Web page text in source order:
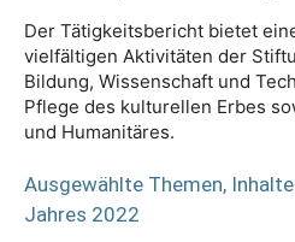
Der Tätigkeitsbericht bietet
vielfältigen Aktivitäten der
Bildung, Wissenschaft und
Pflege des kulturellen Erbes
und Humanitäres.
Ausgewählte Themen,
Jahres 2022